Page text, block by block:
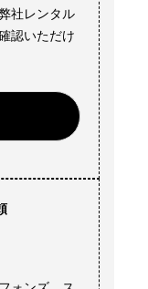
社レンタル
認いただけ